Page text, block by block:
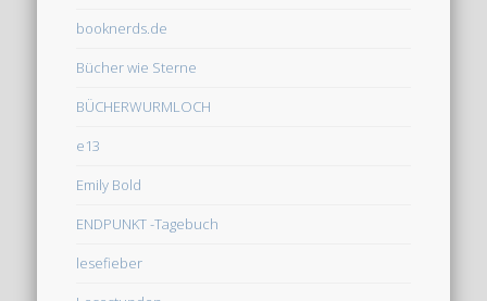
booknerds.de
Bücher wie Sterne
BÜCHERWURMLOCH
e13
Emily Bold
ENDPUNKT -Tagebuch
lesefieber